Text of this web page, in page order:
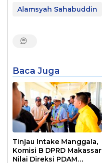
Alamsyah Sahabuddin
Baca Juga
Tinjau Intake Manggala,
Komisi B DPRD Makassar
Nilai Direksi PDAM